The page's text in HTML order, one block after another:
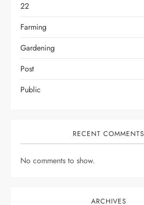
22
Farming
Gardening
Post
Public
RECENT COMMENTS
No comments to show.
ARCHIVES